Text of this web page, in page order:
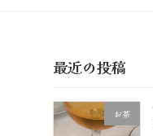
最近の投稿
お茶